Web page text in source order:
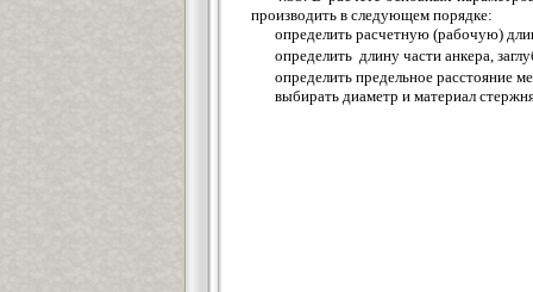
производить в следующем порядке:
определить расчетную (рабочую)
определить длину части анкера,
определить предельное расстояние
выбирать диаметр и материал